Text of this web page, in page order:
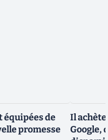
équipées de
promesse
Il
Google,